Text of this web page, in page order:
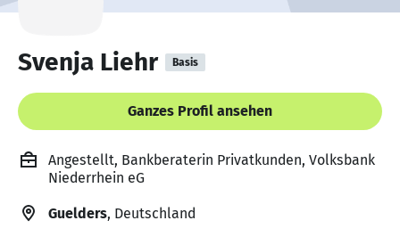
Svenja Liehr Basis
Ganzes Profil ansehen
Angestellt, Bankberaterin Privatkunden, Volksbank
Niederrhein eG
Guelders, Deutschland